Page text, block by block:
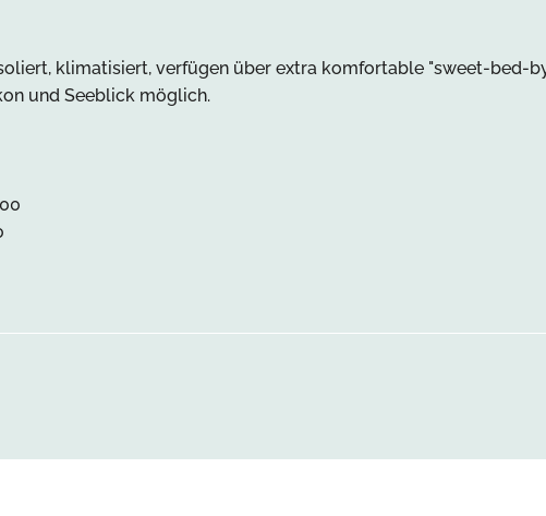
klimatisiert, verfügen über extra komfortable "sweet-bed-
und Seeblick möglich.